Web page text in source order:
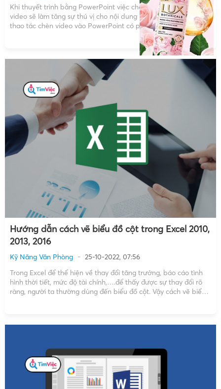
Khi thuyết trình bằng PowerPoint việc chèn thêm hình ảnh,
video sẽ làm tăng sự thú vị cho nội dung bạn thực hiện. Vậy
thao tác chèn video vào PowerPoint có phức tạp hay không?
Hãy theo dõi bài viết để nắm chi tiết cách chèn video vào
Hướng dẫn cách vẽ biểu đồ cột trong Excel 2010,
2013, 2016
Kỹ Năng Văn Phòng
25-10-2022, 07:56
Trong Excel để thể hiện về thay đổi tăng trưởng, báo cáo tình
hình thời tiết, mức độ tài chính,….để thấy được sự thay đổi rõ
ràng, người ta thường dùng đến biểu đồ cột. Vậy cách vẽ biểu